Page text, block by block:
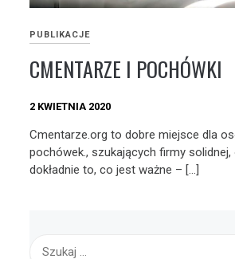
PUBLIKACJE
CMENTARZE I POCHÓWKI
2 KWIETNIA 2020
Cmentarze.org to dobre miejsce dla
pochówek., szukających firmy solidnej,
dokładnie to, co jest ważne – […]